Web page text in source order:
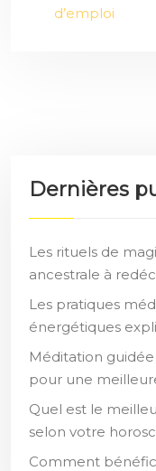
d’emploi
Dernières
Les rituels de
ancestrale à
Les pratiques
énergétiques
Méditation
pour une
Quel est le
selon votre
Comment